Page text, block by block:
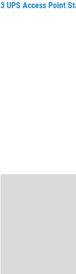
3 UPS Access Point